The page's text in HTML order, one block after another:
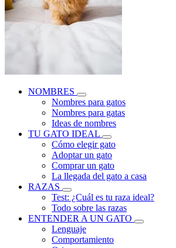
NOMBRES
Nombres para gatos
Nombres para gatas
Ideas de nombres
TU GATO IDEAL
Cómo elegir gato
Adoptar un gato
Comprar un gato
La llegada del gato a casa
RAZAS
Test: ¿Cuál es tu raza ideal?
Todo sobre las razas
ENTENDER A UN GATO
Lenguaje
Comportamiento